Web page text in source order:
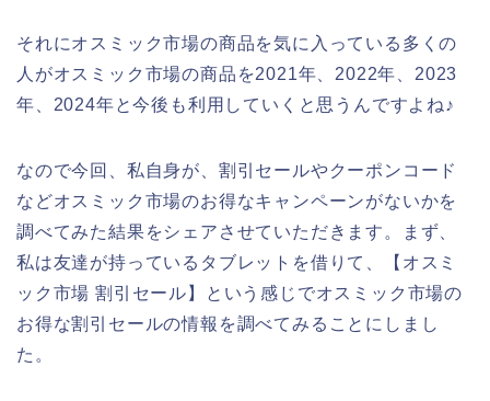
それにオスミック市場の商品を気に入っている多くの
人がオスミック市場の商品を2021年、2022年、2023
年、2024年と今後も利用していくと思うんですよね♪
なので今回、私自身が、割引セールやクーポンコード
などオスミック市場のお得なキャンペーンがないかを
調べてみた結果をシェアさせていただきます。まず、
私は友達が持っているタブレットを借りて、【オスミ
ック市場 割引セール】という感じでオスミック市場の
お得な割引セールの情報を調べてみることにしまし
た。